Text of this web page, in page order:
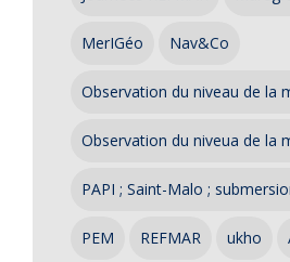
MerIGéo Nav&Co
Observation du niveau de la
Observation du niveua de la
PAPI ; Saint-Malo ;
PEM REFMAR ukho